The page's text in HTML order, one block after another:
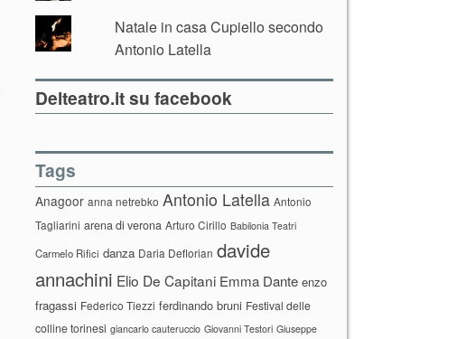
Natale in casa Cupiello secondo
Antonio Latella
Delteatro.it su facebook
Tags
Anagoor anna netrebko Antonio Latella Antonio
Tagliarini arena di verona Arturo Cirillo Babilonia Teatri
Carmelo Rifici danza Daria Deflorian davide
annachini Elio De Capitani Emma Dante enzo
fragassi Federico Tiezzi ferdinando bruni Festival delle
colline torinesi giancarlo cauteruccio Giovanni Testori Giuseppe